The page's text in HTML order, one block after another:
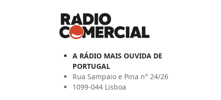
A RÁDIO MAIS OUVIDA DE
PORTUGAL
Rua Sampaio e Pina n° 24/26
1099-044 Lisboa